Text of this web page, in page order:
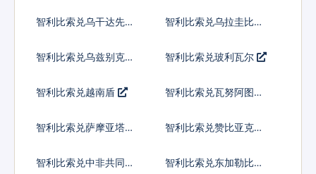
智利比索兑乌干达先令 智利比索兑乌拉圭比索
智利比索兑乌兹别克斯
智利比索兑玻利瓦尔
智利比索兑越南盾
智利比索兑瓦努阿图瓦
智利比索兑萨摩亚塔拉
智利比索兑赞比亚克瓦
智利比索兑中非共同体 智利比索兑东加勒比元